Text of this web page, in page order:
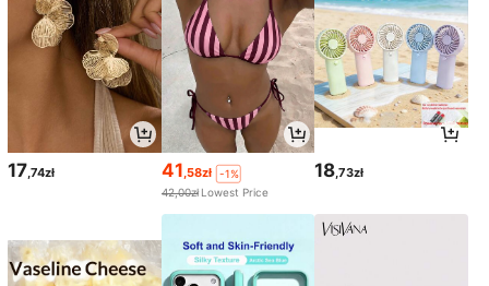
17,74zł 41,58zł
-1%
42,00zł Lowest Price
18,73zł